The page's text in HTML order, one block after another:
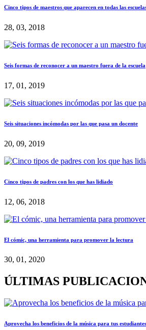
Cinco tipos de maestros que aparecen en todas las
28, 03, 2018
Seis formas de reconocer a un maestro fuera de la escuela
17, 01, 2019
Seis situaciones incómodas por las que pasa un docente
20, 09, 2019
Cinco tipos de padres con los que has lidiado
12, 06, 2018
El cómic, una herramienta para promover la lectura
30, 01, 2020
ÚLTIMAS
Aprovecha los beneficios de la música para tus estudiantes